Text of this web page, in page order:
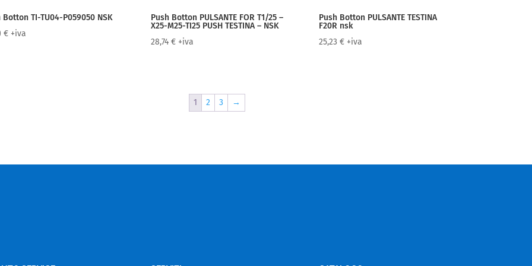
Botton TI-TU04-P059050 NSK
€ +iva
Push Botton PULSANTE FOR T1/25 –
X25-M25-TI25 PUSH TESTINA – NSK
28,74 € +iva
Push Botton PULSANTE TESTINA
F20R nsk
25,23€ +iva
1 2 3 →